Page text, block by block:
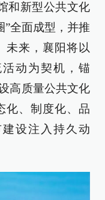
和新型公共文化
”全面成型，并推
未来，襄阳将以
动为契机，锚
高质量公共文化
化、制度化、品
设注入持久动